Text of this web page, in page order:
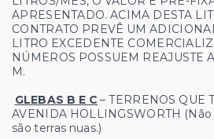
APRESENTADO. ACIMA DESTA
CONTRATO PREVÊ UM
LITRO EXCEDENTE
NÚMEROS POSSUEM REAJUSTE
M.
GLEBAS B E C – TERRENOS QUE
AVENIDA HOLLINGSWORTH
são terras nuas.)